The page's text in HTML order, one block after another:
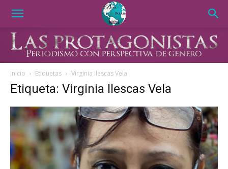
Inicio Etiquetas Virginia Ilescas Vela
Etiqueta: Virginia Ilescas Vela